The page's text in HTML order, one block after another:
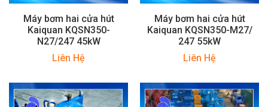
Máy bơm hai cửa hút
Kaiquan KQSN350-
N27/247 45kW
Liên Hệ
Máy bơm hai cửa hút
Kaiquan KQSN350-M27/
247 55kW
Liên Hệ